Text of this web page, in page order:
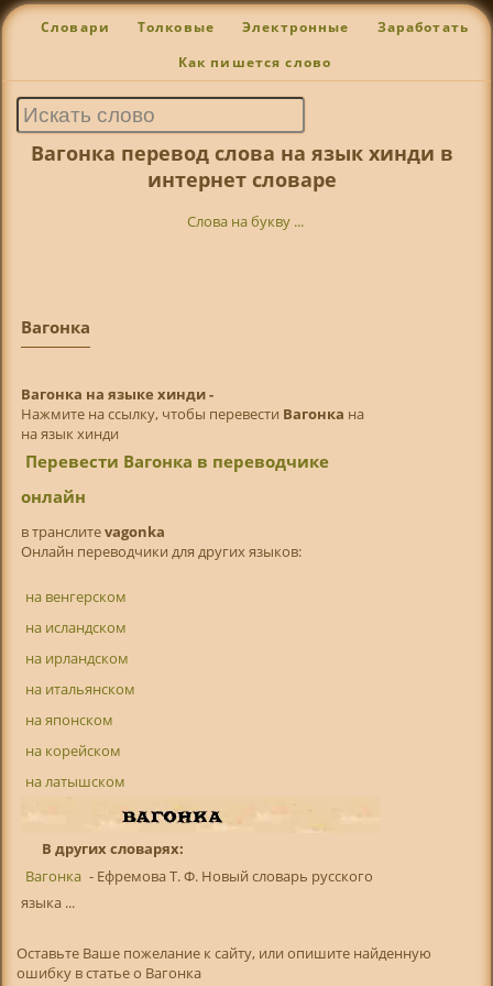
Словари Толковые Электронные Заработать
Как пишется слово
Вагонка перевод слова на язык хинди в
интернет словаре
Слова на букву ...
Вагонка
Вагонка на языке хинди -
Нажмите на ссылку, чтобы перевести Вагонка на
на язык хинди
Перевести Вагонка в переводчике
онлайн
в транслитevagonka
Онлайн переводчики для других языков:
на венгерском
на исландском
на ирландском
на итальянском
на японском
на корейском
на латышском
В других словарях:
Вагонка - Ефремова Т. Ф. Новый словарь русского
языка ...
Оставьте Ваше пожелание к сайту, или опишите найденную
ошибку в статье о Вагонка